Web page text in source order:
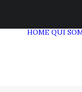
HOME QUI